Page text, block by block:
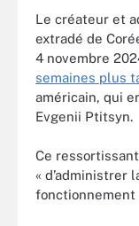
Le créateur et
extradé de
4 novembre
semaines plus
américain, qui
Evgenii Ptitsyn.
Ce
« d’administrer
fonctionnement